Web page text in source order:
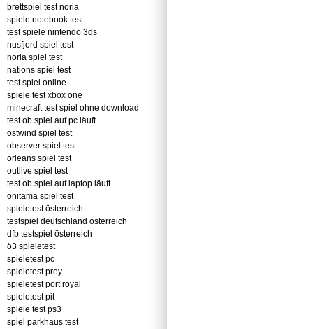
brettspiel test noria
spiele notebook test
test spiele nintendo 3ds
nusfjord spiel test
noria spiel test
nations spiel test
test spiel online
spiele test xbox one
minecraft test spiel ohne download
test ob spiel auf pc läuft
ostwind spiel test
observer spiel test
orleans spiel test
outlive spiel test
test ob spiel auf laptop läuft
onitama spiel test
spieletest österreich
testspiel deutschland österreich
dfb testspiel österreich
ö3 spieletest
spieletest pc
spieletest prey
spieletest port royal
spieletest pit
spiele test ps3
spiel parkhaus test